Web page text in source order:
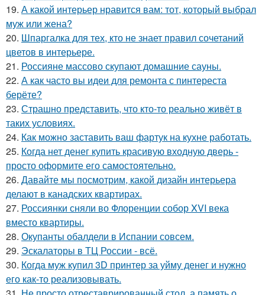
19. А какой интерьер нравится вам: тот, который выбрал
муж или жена?
20. Шпаргалка для тех, кто не знает правил сочетаний
цветов в интерьере.
21. Россияне массово скупают домашние сауны.
22. А как часто вы идеи для ремонта с пинтереста
берёте?
23. Страшно представить, что кто-то реально живёт в
таких условиях.
24. Как можно заставить ваш фартук на кухне работать.
25. Когда нет денег купить красивую входную дверь -
просто оформите его самостоятельно.
26. Давайте мы посмотрим, какой дизайн интерьера
делают в канадских квартирах.
27. Россиянки сняли во Флоренции собор XVI века
вместо квартиры.
28. Окупанты обалдели в Испании совсем.
29. Эскалаторы в ТЦ России - всё.
30. Когда муж купил 3D принтер за уйму денег и нужно
его как-то реализовывать.